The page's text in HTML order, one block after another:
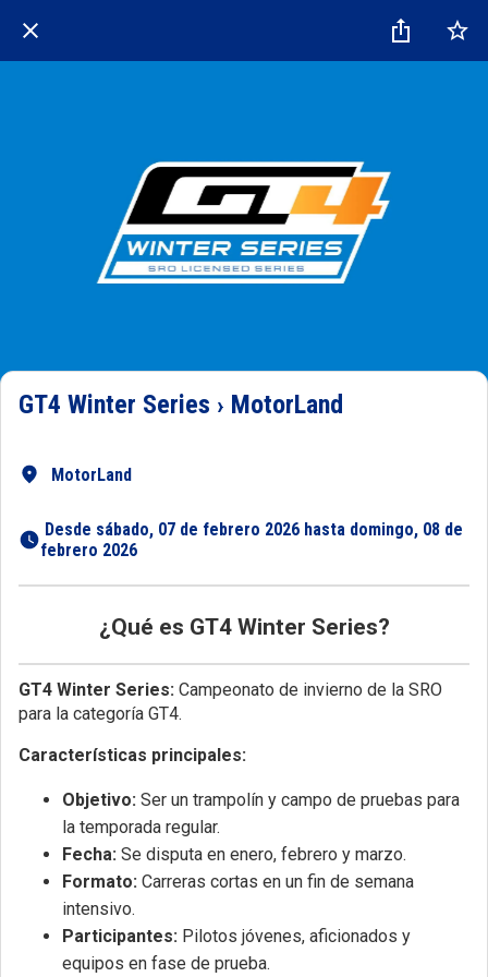
GT4 Winter Series › MotorLand
MotorLand
febrero 2026
¿Qué es GT4 Winter Series?
GT4 Winter Series: Campeonato de invierno de la SRO
para la categoría GT4.
Características principales:
Objetivo: Ser un trampolín y campo de pruebas para
la temporada regular.
Fecha: Se disputa en enero, febrero y marzo.
Formato: Carreras cortas en un fin de semana
intensivo.
Participantes: Pilotos jóvenes, aficionados y
equipos en fase de prueba.